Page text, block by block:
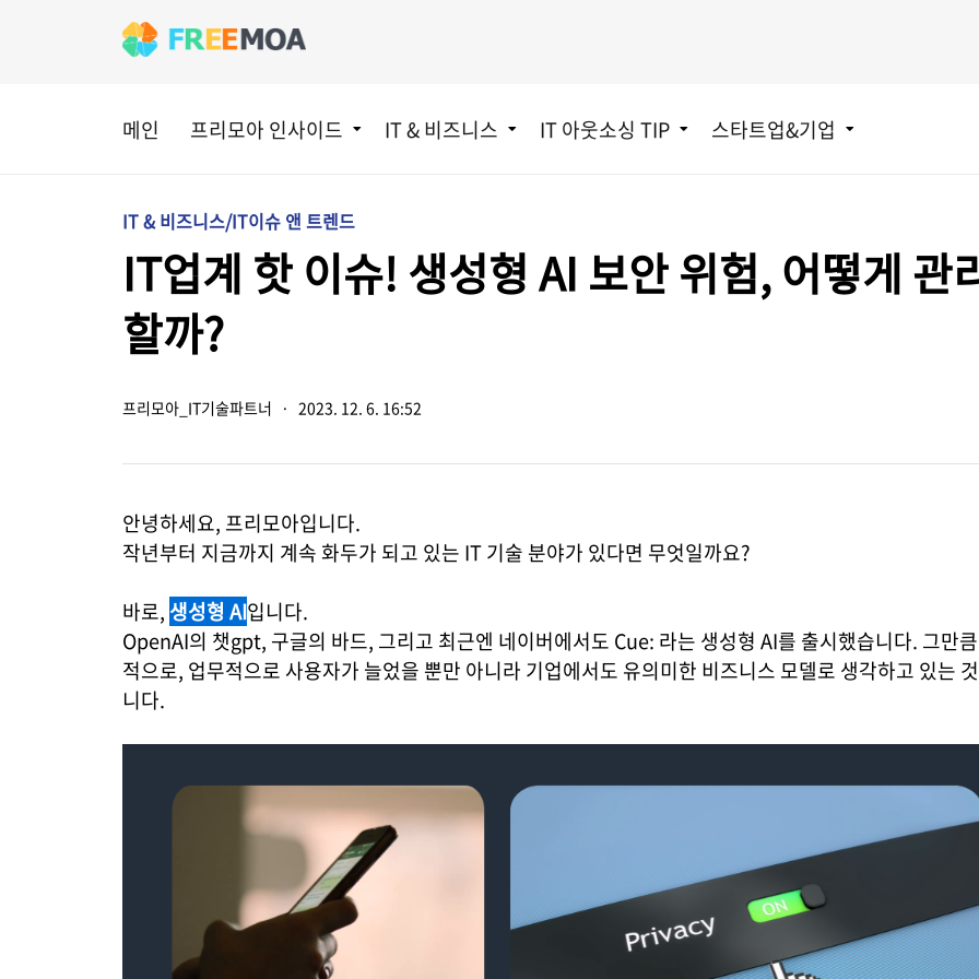
메인 프리모아 인사이드 IT & 비즈니스 IT 아웃소싱 TIP 스타트업&기업
IT & 비즈니스/IT이슈 앤 트렌드
IT업계 핫 이슈! 생성형 AI 보안 위험, 어떻게 관
할까?
프리모아_IT기술파트너 · 2023. 12. 6. 16:52
안녕하세요, 프리모아입니다.
작년부터 지금까지 계속 화두가 되고 있는 IT 기술 분야가 있다면 무엇일까요?
바로, 생성형 AI입니다.
OpenAI의 챗gpt, 구글의 바드, 그리고 최근엔 네이버에서도 Cue: 라는 생성형 AI를 출시했습니다. 그만
적으로, 업무적으로 사용자가 늘었을 뿐만 아니라 기업에서도 유의미한 비즈니스 모델로 생각하고 있는
니다.